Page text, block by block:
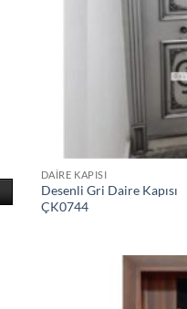
DAIRE KAPISI
Desenli Gri Daire Kapısı
ÇK0744